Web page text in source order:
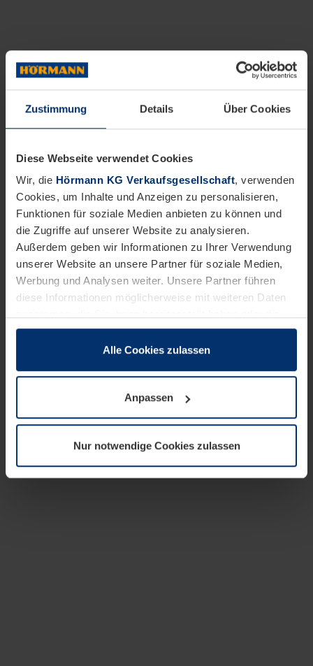
Zustimmung Details Über Cookies
Diese Webseite verwendet Cookies
Wir, die Hörmann KG Verkaufsgesellschaft, verwenden
Cookies, um Inhalte und Anzeigen zu personalisieren,
Funktionen für soziale Medien anbieten zu können und
die Zugriffe auf unserer Website zu analysieren.
Außerdem geben wir Informationen zu Ihrer Verwendung
unserer Website an unsere Partner für soziale Medien,
Werbung und Analysen weiter. Unsere Partner führen
diese Informationen möglicherweise mit weiteren Daten
sie im Rahmen Ihrer Nutzung der Dienste gesammelt
wenn diese für den Betrieb dieser Seite unbedingt
notwendig sind. Für alle anderen Cookie-Typen benötigen
wir Ihre Erlaubnis. Ihre Einwilligung können Sie jederzeit
Datenschutzerklärungunserer Website ändern oder
widerrufen.
Alle Cookies zulassen
Anpassen
Nur notwendige Cookies zulassen